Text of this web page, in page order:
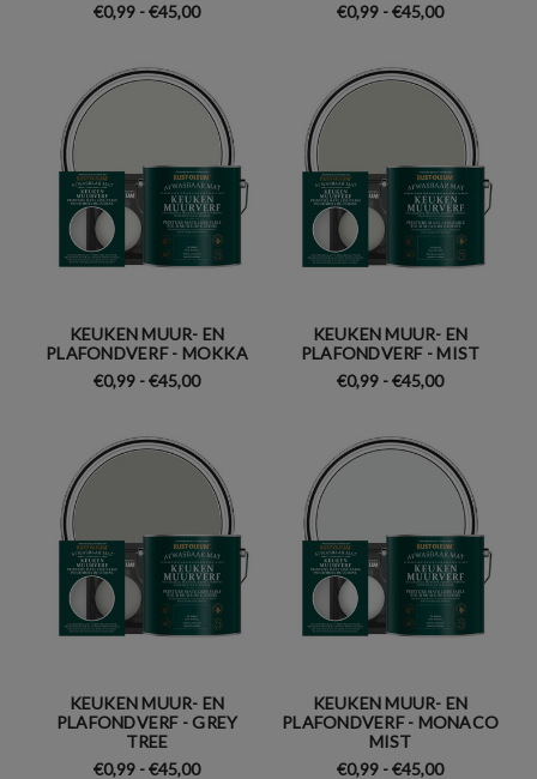
€0,99 - €45,00
€0,99 - €45,00
KEUKEN MUUR- EN
PLAFONDVERF - MOKKA
€0,99 - €45,00
KEUKEN MUUR- EN
PLAFONDVERF - MIST
€0,99 - €45,00
KEUKEN MUUR- EN
PLAFONDVERF - GREY
TREE
€0,99 - €45,00
KEUKEN MUUR- EN
PLAFONDVERF - MONACO
MIST
€0,99 - €45,00